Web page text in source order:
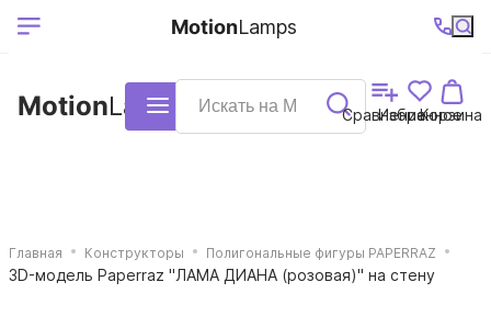
Ваш регион
Выберите ваш
+7 (495)740-
38-68
График
работы
MotionLamps Каталог Сравнение
Избранное
Корзина
MotionLamps
Главная Конструкторы Полигональные фигуры PAPERRAZ
3D-модель Paperraz "ЛАМА ДИАНА (розовая)" на стену